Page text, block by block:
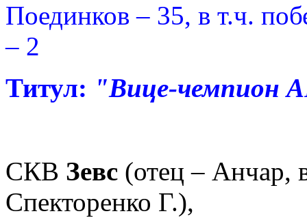
Поединков – 35, в т.ч.
– 2
Титул: "Вице-чемпион
СКВ Зевс (отец – Анчар,
Спекторенко Г.),